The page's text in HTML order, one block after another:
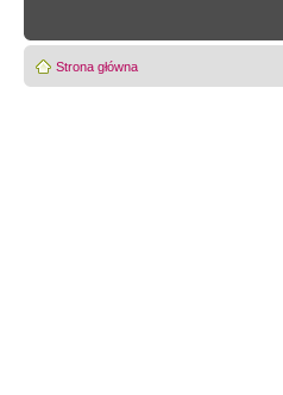
Strona główna